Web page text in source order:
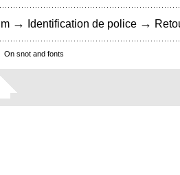
→ Identification de police →
On snot and fonts